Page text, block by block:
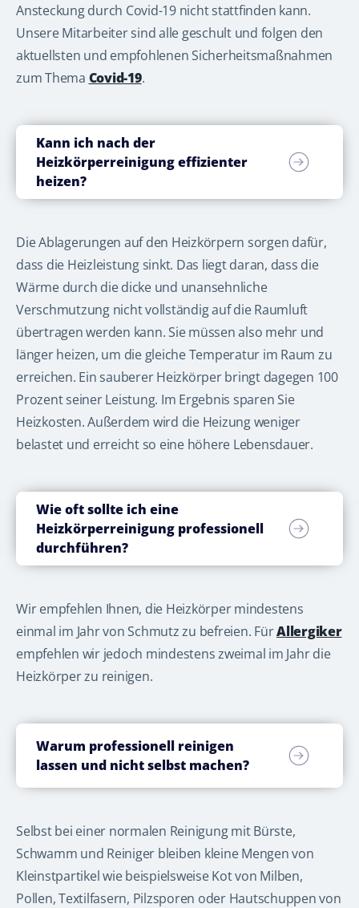
Ansteckung durch Covid-19 nicht stattfinden kann.
Unsere Mitarbeiter sind alle geschult und folgen den
aktuellsten und empfohlenen Sicherheitsmaßnahmen
zum Thema Covid-19.
Kann ich nach der
Heizkörperreinigung effizienter
heizen?
Die Ablagerungen auf den Heizkörpern sorgen dafür,
dass die Heizleistung sinkt. Das liegt daran, dass die
Wärme durch die dicke und unansehnliche
Verschmutzung nicht vollständig auf die Raumluft
übertragen werden kann. Sie müssen also mehr und
länger heizen, um die gleiche Temperatur im Raum zu
erreichen. Ein sauberer Heizkörper bringt dagegen 100
Prozent seiner Leistung. Im Ergebnis sparen Sie
Heizkosten. Außerdem wird die Heizung weniger
belastet und erreicht so eine höhere Lebensdauer.
Wie oft sollte ich eine
Heizkörperreinigung professionell
durchführen?
Wir empfehlen Ihnen, die Heizkörper mindestens
einmal im Jahr von Schmutz zu befreien. FürAllergiker
empfehlen wir jedoch mindestens zweimal im Jahr die
Heizkörper zu reinigen.
Warum professionell reinigen
lassen und nicht selbst machen?
Selbst bei einer normalen Reinigung mit Bürste,
Schwamm und Reiniger bleiben kleine Mengen von
Kleinstpartikel wie beispielsweise Kot von Milben,
Pollen, Textilfasern, Pilzsporen oder Hautschuppen von